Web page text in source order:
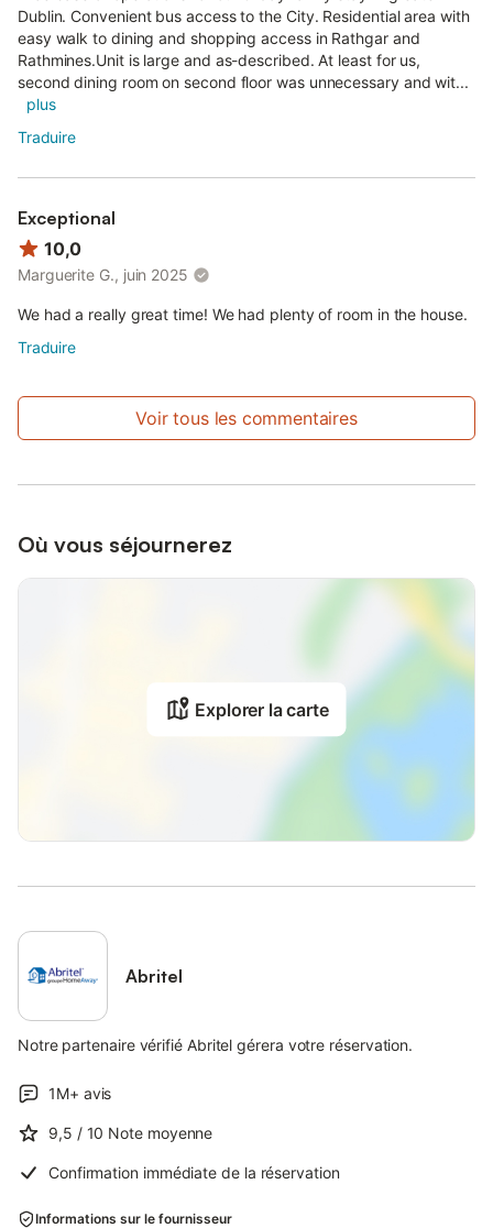
Dublin. Convenient bus access to the City. Residential area with
easy walk to dining and shopping access in Rathgar and
Rathmines.Unit is large and as-described. At least for us,
second dining room on second floor was unnecessary and wit...
plus
Traduire
Exceptional
10,0
Marguerite G., juin 2025
We had a really great time! We had plenty of room in the house.
Traduire
Voir tous les commentaires
Où vous séjournerez
Explorer la carte
Abritel
Notre partenaire vérifié Abritel gérera votre réservation.
1M+ avis
9,5 / 10 Note moyenne
Confirmation immédiate de la réservation
Informations sur le fournisseur